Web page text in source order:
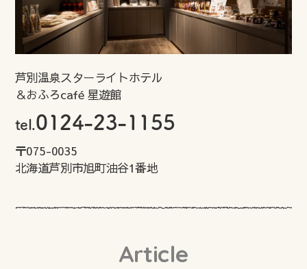
芦別温泉スターライトホテル
＆おふろcafé 星遊館
tel.0124-23-1155
〒075-0035
北海道芦別市旭町油谷1番地
Article